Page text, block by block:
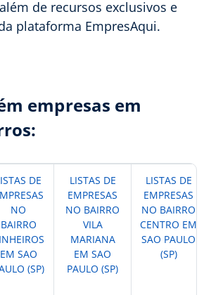
de recursos exclusivos e
plataforma EmpresAqui.
empresas em
DE
NO
BAIRRO
EM SAO
(SP)
LISTAS DE
EMPRESAS
NO BAIRRO
VILA
MARIANA
EM SAO
PAULO (SP)
LISTAS DE
EMPRESAS
NO BAIRRO
CENTRO EM
SAO PAULO
(SP)